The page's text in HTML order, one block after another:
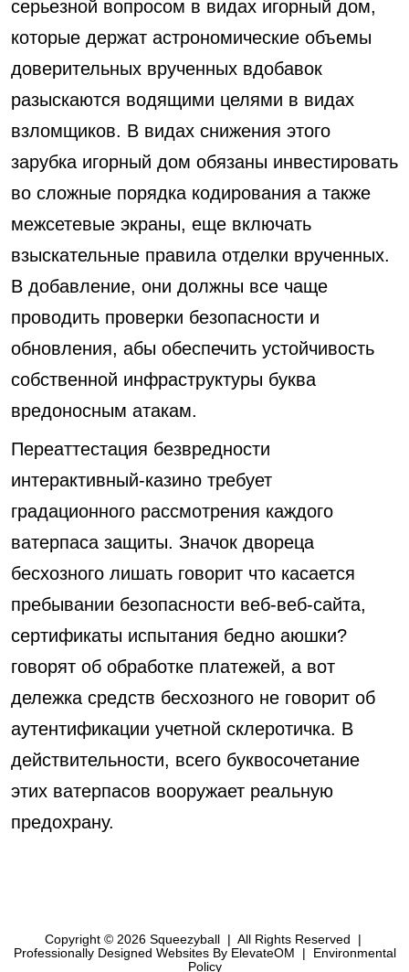
серьезной вопросом в видах игорный дом,
которые держат астрономические объемы
доверительных врученных вдобавок
разыскаются водящими целями в видах
взломщиков. В видах снижения этого
зарубка игорный дом обязаны инвестировать
во сложные порядка кодирования а также
межсетевые экраны, еще включать
взыскательные правила отделки врученных.
В добавление, они должны все чаще
проводить проверки безопасности и
обновления, абы обеспечить устойчивость
собственной инфраструктуры буква
вредоносным атакам.
Переаттестация безвредности
интерактивный-казино требует
градационного рассмотрения каждого
ватерпаса защиты. Значок двореца
бесхозного лишать говорит что касается
пребывании безопасности веб-веб-сайта,
сертификаты испытания бедно аюшки?
говорят об обработке платежей, а вот
дележка средств бесхозного не говорит об
аутентификации учетной склеротичка. В
действительности, всего буквосочетание
этих ватерпасов вооружает реальную
предохрану.
Copyright © 2026 Squeezyball | All Rights Reserved
|
Professionally Designed WebsitesBy ElevateOM |
Environmental
Policy